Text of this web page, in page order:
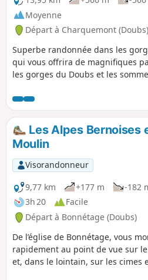
Moyenne
Départ à Charquemont (Doubs)
Superbe randonnée dans les
qui vous offrira de magnifiques
les gorges du Doubs et les
passer par les renommées
impressionnantes mais
monter. Arrivé sur la ligne de
belvédère de la Cendrée à celui
Femelles en passant par celui de
avant de redescendre sur les rives
par le magnifique site de la
Haut. Le retour se fera par un
agrémenté d'une jolie cascade au
l'Ulysse.
Les Alpes Bernoises
Moulin
Visorandonneur
9,77 km
+177 m
-182
3h 20
Facile
Départ à Bonnétage (Doubs)
De l’église de Bonnétage, vous
rapidement au point de vue sur
et, dans le lointain, sur les cimes